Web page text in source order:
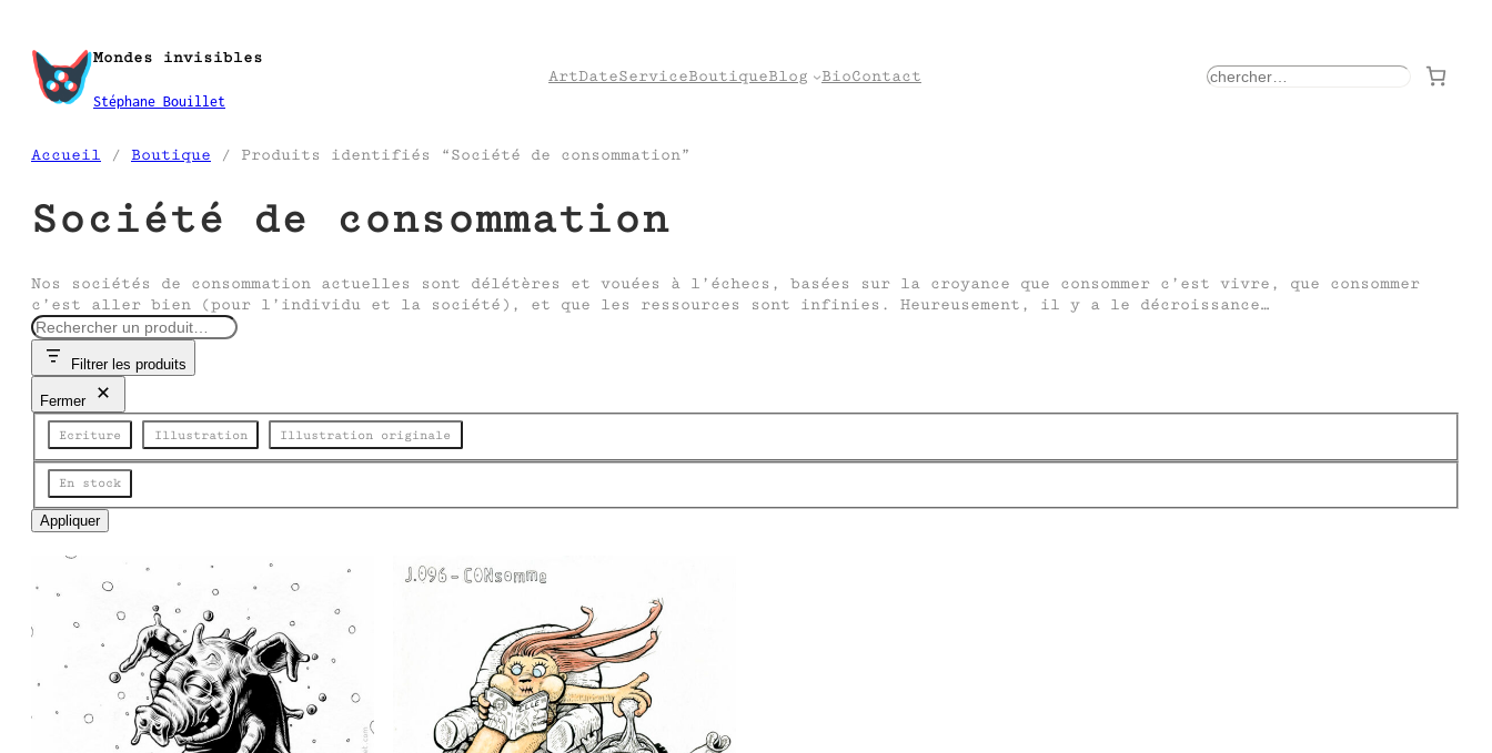
contenu
Mondes invisibles
Stéphane Bouillet
ArtDateServiceBoutiqueBlog BioContact rechercher
Accueil / Boutique / Produits identifiés “Société de consommation”
Société de consommation
Nos sociétés de consommation actuelles sont délétères et vouées à l’échecs, basées sur la croyance que consommer c’est vivre, que consommer
c’est aller bien (pour l’individu et la société), et que les ressources sont infinies. Heureusement, il y a le décroissance…
R
e
e
Filtrer les produits
Fermer
Catégorie
Ecriture Illustration Illustration originale
État
En stock
Appliquer